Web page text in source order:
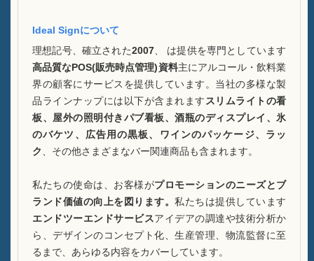
ケースBのLEDアイスバケツ
ケースA酒瓶ディスプレイ
FAQ
お問い合わせ
Ideal Signについて
理想記号、確立された2007、 は提供を専門としています
高品質なPOS(販売時点管理)資料主にアルコール・飲料業
界の顧客にサービスを提供しています。当社の多様な製
品ラインナップには以下が含まれます スリムライトの看
板、屋外の照明付きパブ看板、酒瓶のディスプレイ、氷
のバケツ、広告用の黒板、ワインのパッケージ、ラッ
ク
、その他さまざまなバー関連商品も含まれます。
私たちの使命は、お客様がプロモーションのニーズとブ
ランド価値の向上を図ります。 私たちは提供しています
エンドツーエンドサービスアイデアの調達や技術分析か
ら、デザインのコンセプト化、生産管理、物流監督に至
るまで、あらゆる内容をカバーしています。